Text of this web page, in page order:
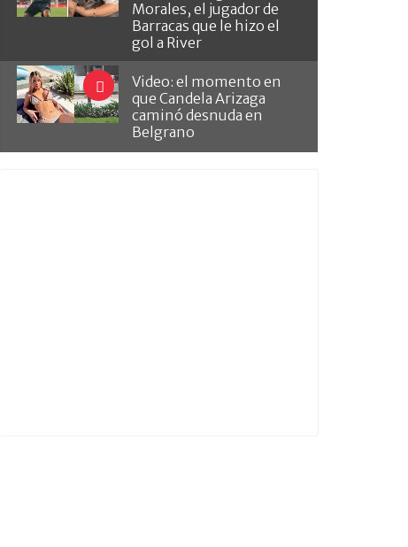
Morales, el jugador de
Barracas que le hizo el
gol a River
Video: el momento en
que Candela Arizaga
caminó desnuda en
Belgrano